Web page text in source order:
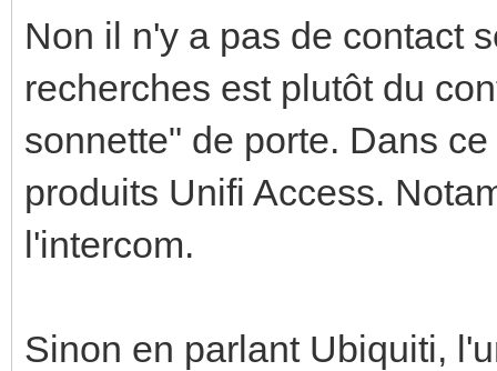
Non il n'y a pas de contact
recherches est plutôt du
sonnette" de porte. Dans
produits Unifi Access.
l'intercom.
Sinon en parlant Ubiquiti,